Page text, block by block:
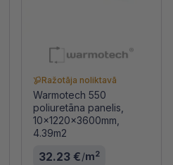
Ražotāja noliktavā
Warmotech 550
poliuretāna panelis,
10x1220x3600mm,
4.39m2
32.23 €/m2